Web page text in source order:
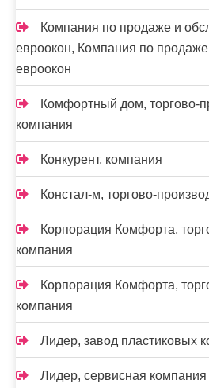
Компания по продаже и
евроокон, Компания по
евроокон
Комфортный дом, торгово-
компания
Конкурент, компания
Констал-м, торгово-
Корпорация Комфорта,
компания
Корпорация Комфорта,
компания
Лидер, завод пластиковых
Лидер, сервисная компания